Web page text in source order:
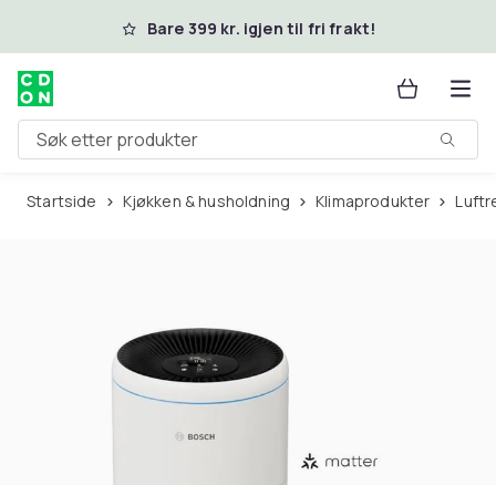
Hopp til hovedinnholdBare 399 kr. igjen til fri frakt!
Søk etter produkter
Startside Kjøkken & husholdning Klimaprodukter